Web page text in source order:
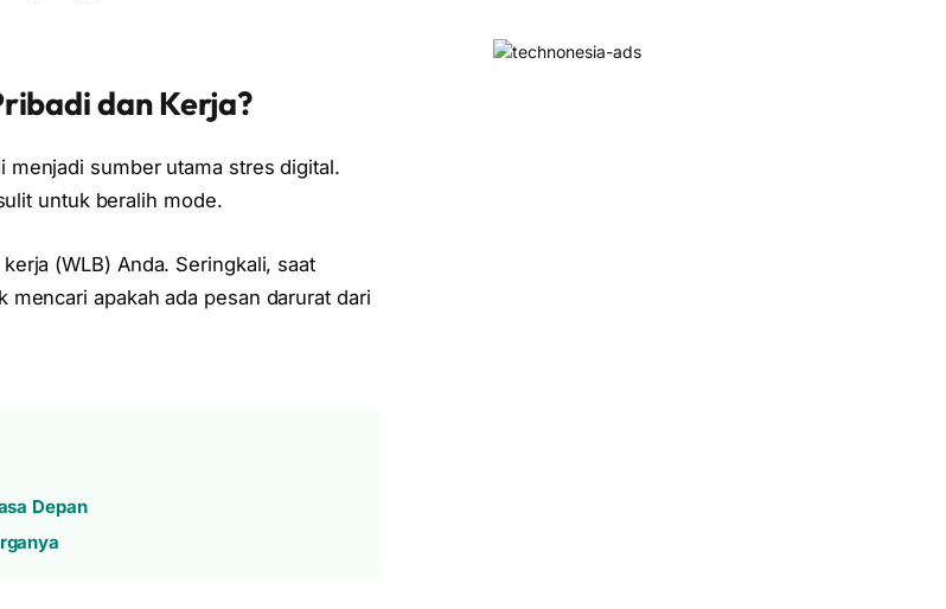
dan Kerja?
menjadi sumber utama stres digital.
untuk beralih mode.
(WLB) Anda. Seringkali, saat
apakah ada pesan darurat dari
Depan